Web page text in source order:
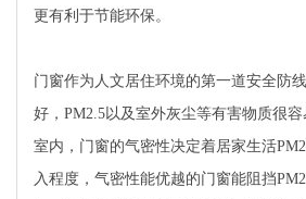
更有利于节能环保。
门窗作为人文居住环境的第一道安全防
好，PM2.5以及室外灰尘等有害物质很
室内，门窗的气密性决定着居家生活
入程度，气密性能优越的门窗能阻挡